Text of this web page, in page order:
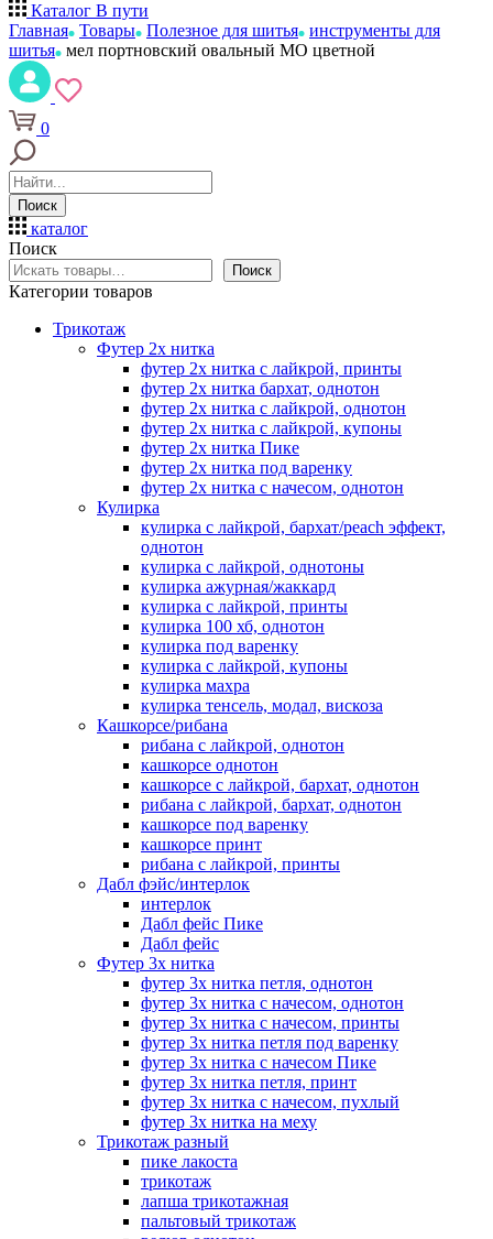
Каталог В пути
Главная Товары Полезное для шитья инструменты для
шитья мел портновский овальный МО цветной
0
Поиск
каталог
Поиск
Поиск
Категории товаров
Трикотаж
Футер 2х нитка
футер 2х нитка с лайкрой, принты
футер 2х нитка бархат, однотон
футер 2х нитка с лайкрой, однотон
футер 2х нитка с лайкрой, купоны
футер 2х нитка Пике
футер 2х нитка под варенку
футер 2х нитка с начесом, однотон
Кулирка
кулирка с лайкрой, бархат/peach эффект,
однотон
кулирка с лайкрой, однотоны
кулирка ажурная/жаккард
кулирка с лайкрой, принты
кулирка 100 хб, однотон
кулирка под варенку
кулирка с лайкрой, купоны
кулирка махра
кулирка тенсель, модал, вискоза
Кашкорсе/рибана
рибана с лайкрой, однотон
кашкорсе однотон
кашкорсе с лайкрой, бархат, однотон
рибана с лайкрой, бархат, однотон
кашкорсе под варенку
кашкорсе принт
рибана с лайкрой, принты
Дабл фэйс/интерлок
интерлок
Дабл фейс Пике
Дабл фейс
Футер 3х нитка
футер 3х нитка петля, однотон
футер 3х нитка с начесом, однотон
футер 3х нитка с начесом, принты
футер 3х нитка петля под варенку
футер 3х нитка с начесом Пике
футер 3х нитка петля, принт
футер 3х нитка с начесом, пухлый
футер 3х нитка на меху
Трикотаж разный
пике лакоста
трикотаж
лапша трикотажная
пальтовый трикотаж